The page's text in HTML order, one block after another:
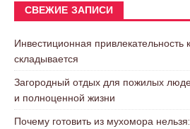
СВЕЖИЕ ЗАПИСИ
Инвестиционная привлекательность
складывается
Загородный отдых для пожилых
и полноценной жизни
Почему готовить из мухомора